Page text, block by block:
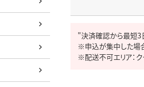
"決済確認から最短
※申込が集中した場
※配送不可エリア：